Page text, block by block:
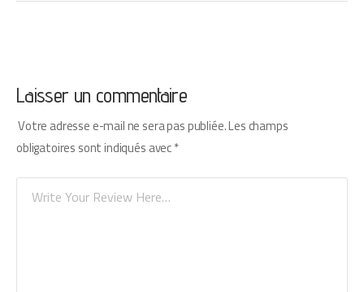
Laisser un commentaire
Votre adresse e-mail ne sera pas publiée.Les champs
obligatoires sont indiqués avec*